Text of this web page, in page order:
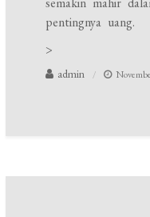
pentingnya uang.
>
admin